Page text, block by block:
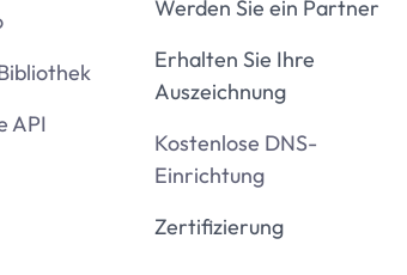
API
Werden Sie ein Partner
Erhalten Sie Ihre
Auszeichnung
Kostenlose DNS-
Einrichtung
Zertifizierung